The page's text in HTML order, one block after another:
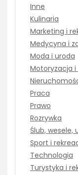
Inne
Kulinaria
Marketing i
Medycyna i
Moda i uroda
Motoryzacja
Praca
Prawo
Rozrywka
Ślub, wesele,
Sport i
Technologia
Turystyka i